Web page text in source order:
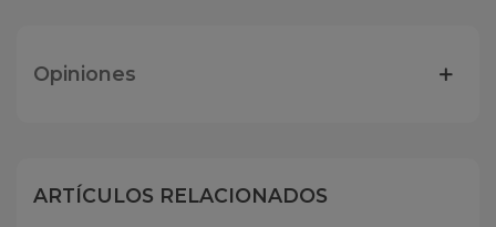
Opiniones
ARTÍCULOS RELACIONADOS